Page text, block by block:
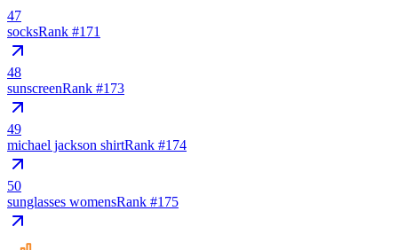
47
socksRank #171
48
sunscreenRank #173
49
michael jackson shirtRank #174
50
sunglasses womensRank #175